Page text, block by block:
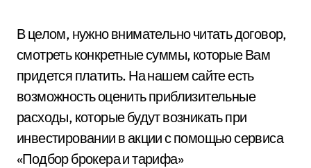
В целом, нужно внимательно читать договор,
смотреть конкретные суммы, которые Вам
придется платить. На нашем сайте есть
возможность оценить приблизительные
расходы, которые будут возникать при
инвестировании в акции с помощью сервиса
«Подбор брокера и тарифа»